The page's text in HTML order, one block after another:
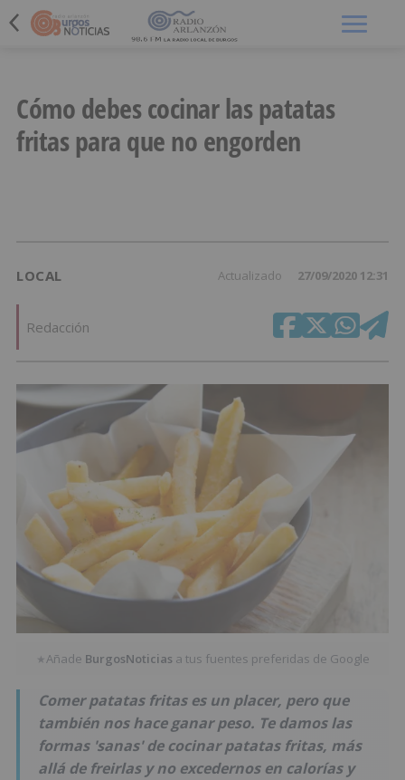
Cómo debes cocinar las patatas
fritas para que no engorden
LOCAL Actualizado 27/09/2020 12:31
Redacción
★Añade BurgosNoticias a tus fuentes preferidas de Google
Comer patatas fritas es un placer, pero que
también nos hace ganar peso. Te damos las
formas 'sanas' de cocinar patatas fritas, más
allá de freirlas y no excedernos en calorías y